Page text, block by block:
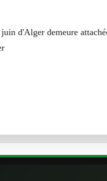
d'Alger demeure